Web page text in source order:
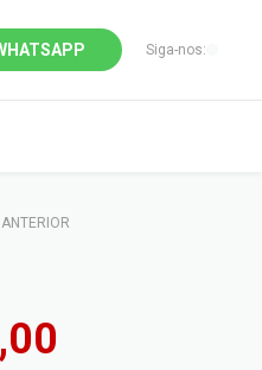
Siga-nos: